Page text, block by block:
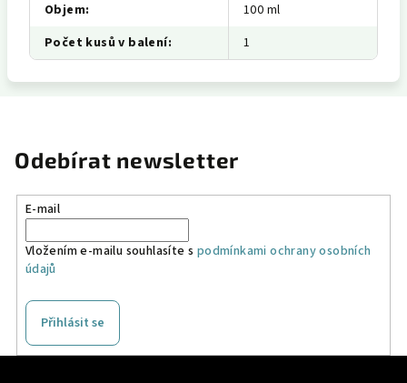
Objem:
100 ml
Počet kusů v balení: 1
Odebírat newsletter
E-mail
Vložením e-mailu souhlasíte s podmínkami ochrany osobních
údajů
Přihlásit se